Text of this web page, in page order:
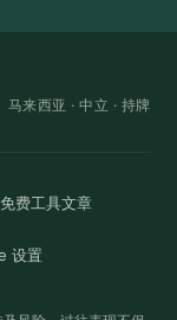
马来西亚 ·中立 · 持牌
免费工具文章
设置